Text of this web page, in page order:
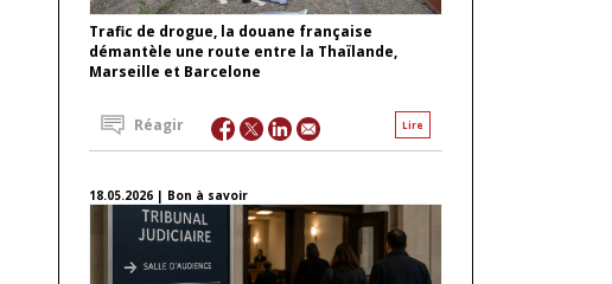
Trafic de drogue, la douane française
démantèle une route entre la Thaïlande,
Marseille et Barcelone
Lire
Réagir
18.05.2026 | Bon à savoir